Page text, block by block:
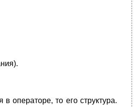
операторе, то его структура.